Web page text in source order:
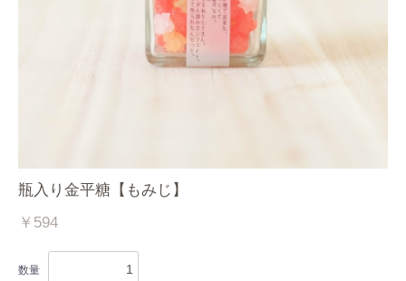
瓶入り金平糖【もみじ】
￥594
数量